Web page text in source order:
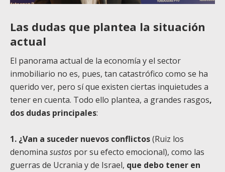
Las dudas que plantea la situación
actual
El panorama actual de la economía y el sector
inmobiliario no es, pues, tan catastrófico como se ha
querido ver, pero sí que existen ciertas inquietudes a
tener en cuenta. Todo ello plantea, a grandes rasgos,
dos dudas principales:
1. ¿Van a suceder nuevos conflictos(Ruiz los
denomina sustos por su efecto emocional), como las
guerras de Ucrania y de Israel, que debo tener en